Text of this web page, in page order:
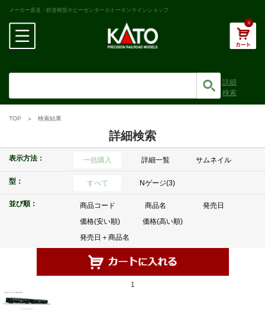
メーカー直送・鉄道模型ホビーセンターカトーオンラインショップ
0
詳細
検索
TOP 検索結果
詳細検索
表示方法： 一括購入 詳細一覧 サムネイル
型： すべて Nゲージ(3)
並び順： 商品コード 商品名
発売日
価格(安い順)
価格(高い順)
発売日＋商品名
1